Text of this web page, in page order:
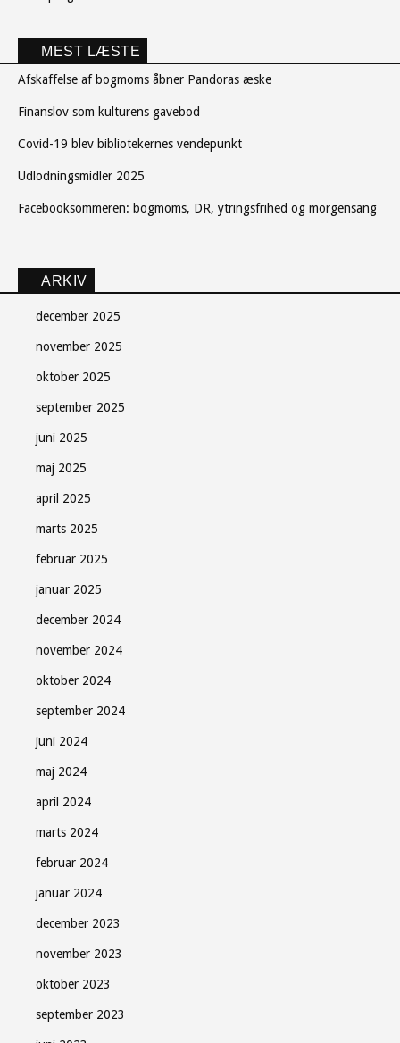
MEST LÆSTE
Afskaffelse af bogmoms åbner Pandoras æske
Finanslov som kulturens gavebod
Covid-19 blev bibliotekernes vendepunkt
Udlodningsmidler 2025
Facebooksommeren: bogmoms, DR, ytringsfrihed og morgensang
ARKIV
december 2025
november 2025
oktober 2025
september 2025
juni 2025
maj 2025
april 2025
marts 2025
februar 2025
januar 2025
december 2024
november 2024
oktober 2024
september 2024
juni 2024
maj 2024
april 2024
marts 2024
februar 2024
januar 2024
december 2023
november 2023
oktober 2023
september 2023